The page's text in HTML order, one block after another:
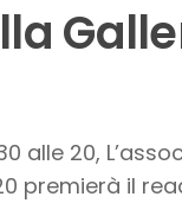
20,
premierà il